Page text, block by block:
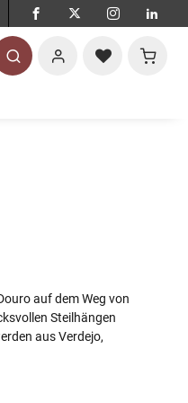
auf dem Weg von
Steilhängen
aus Verdejo,